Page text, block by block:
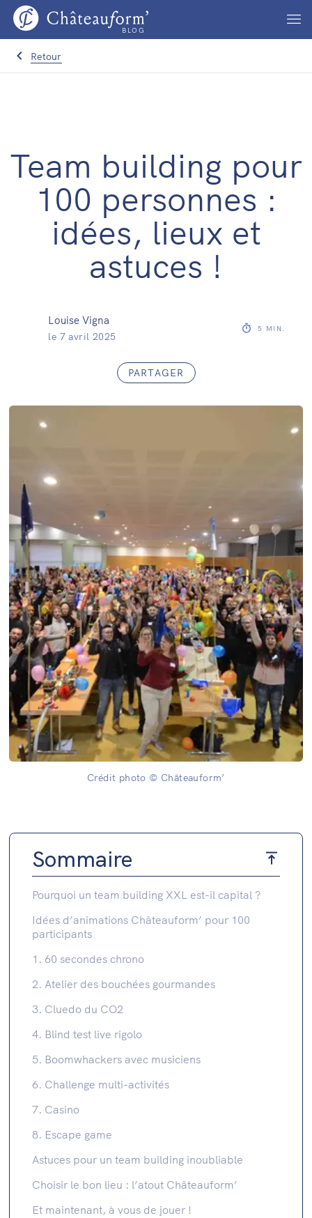
BLOG
Retour
Team building pour
100 personnes :
idées, lieux et
astuces !
Louise Vigna
le 7 avril 2025
5 MIN.
PARTAGER
Crédit photo © Châteauform’
Sommaire
Pourquoi un team building XXL est-il capital ?
Idées d’animations Châteauform’ pour 100
participants
1. 60 secondes chrono
2. Atelier des bouchées gourmandes
3. Cluedo du CO2
4. Blind test live rigolo
5. Boomwhackers avec musiciens
6. Challenge multi-activités
7. Casino
8. Escape game
Astuces pour un team building inoubliable
Choisir le bon lieu : l’atout Châteauform’
Et maintenant, à vous de jouer !